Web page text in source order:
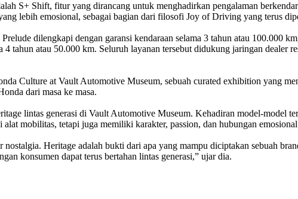
S+ Shift, fitur yang dirancang untuk menghadirkan pengalaman
lebih emosional, sebagai bagian dari filosofi Joy of Driving yang terus
dilengkapi dengan garansi kendaraan selama 3 tahun atau 100.000
tahun atau 50.000 km. Seluruh layanan tersebut didukung jaringan dealer
Culture at Vault Automotive Museum, sebuah curated exhibition yang
dari masa ke masa.
lintas generasi di Vault Automotive Museum. Kehadiran model-model
mobilitas, tetapi juga memiliki karakter, passion, dan hubungan
Heritage adalah bukti dari apa yang mampu diciptakan sebuah
konsumen dapat terus bertahan lintas generasi,” ujar dia.